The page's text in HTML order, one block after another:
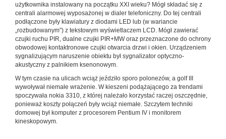
użytkownika instalowany na początku XXI wieku? Mógł składać się z
centrali alarmowej wyposażonej w dialer telefoniczny. Do tej centrali
podłączone były klawiatury z diodami LED lub (w wariancie
„rozbudowanym”) z tekstowym wyświetlaczem LCD. Mógł zawierać
czujki ruchu PIR, dualne czujki PIR+MW oraz przeznaczone do ochrony
obwodowej kontaktronowe czujki otwarcia drzwi i okien. Urządzeniem
sygnalizującym naruszenie obiektu był sygnalizator optyczno-
akustyczny z palnikiem ksenonowym.
W tym czasie na ulicach wciąż jeździło sporo polonezów, a golf III
wywoływał niemałe wrażenie. W kieszeni podążającego za trendami
spoczywała nokia 3310, z której należało korzystać raczej oszczędnie,
ponieważ koszty połączeń były wciąż niemałe. Szczytem techniki
domowej był komputer z procesorem Pentium IV i monitorem
kineskopowym.